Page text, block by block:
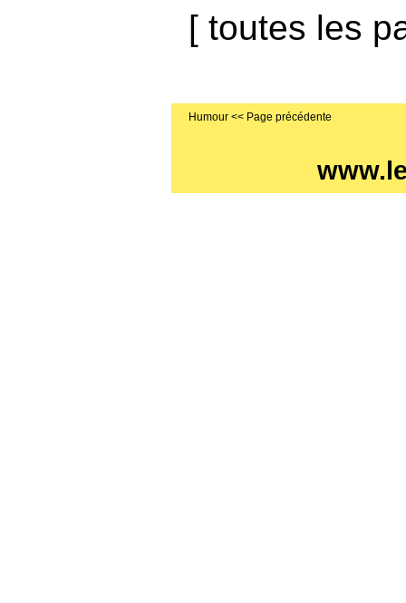
[ toutes les
Humour